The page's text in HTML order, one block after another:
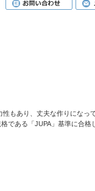
もあり、丈夫な作りになっ
である「JUPA」基準に合格